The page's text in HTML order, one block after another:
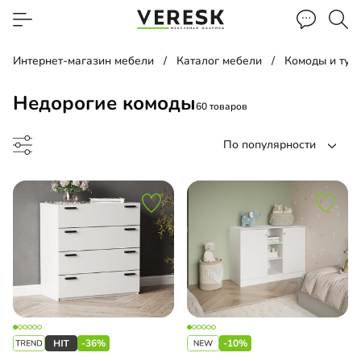
Интернет-магазин мебели Каталог мебели Комоды и
Недорогие комоды60 товаров
По популярности
до
-36% -10%